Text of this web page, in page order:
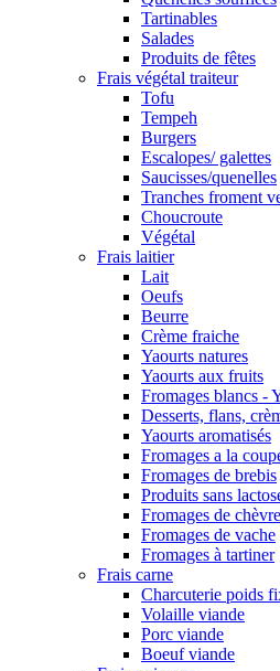
Tartinables
Salades
Produits de fêtes
Frais végétal traiteur
Tofu
Tempeh
Burgers
Escalopes/ galettes
Saucisses/quenelles
Tranches froment
Choucroute
Végétal
Frais laitier
Lait
Oeufs
Beurre
Crème fraiche
Yaourts natures
Yaourts aux fruits
Fromages blancs -
Desserts, flans,
Yaourts aromatisés
Fromages a la
Fromages de brebis
Produits sans
Fromages de chèvre
Fromages de vache
Fromages à tartiner
Frais carne
Charcuterie poids
Volaille viande
Porc viande
Boeuf viande